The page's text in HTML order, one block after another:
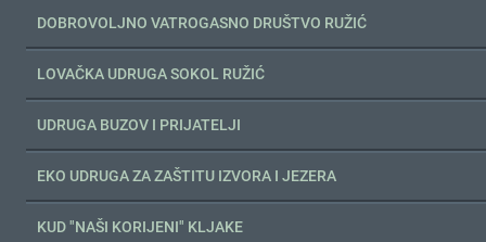
DOBROVOLJNO VATROGASNO DRUŠTVO RUŽIĆ
LOVAČKA UDRUGA SOKOL RUŽIĆ
UDRUGA BUZOV I PRIJATELJI
EKO UDRUGA ZA ZAŠTITU IZVORA I JEZERA
KUD "NAŠI KORIJENI" KLJAKE